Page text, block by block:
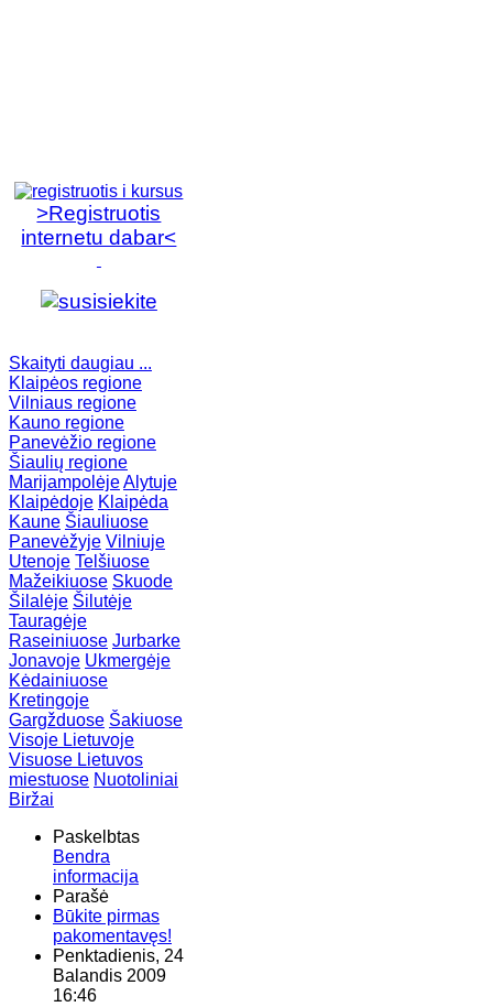
>Registruotis
internetu dabar<
Skaityti daugiau ...
Klaipėos regione
Vilniaus regione
Kauno regione
Panevėžio regione
Šiaulių regione
MarijampolėjeAlytuje
Klaipėdoje Klaipėda
Kaune Šiauliuose
Panevėžyje Vilniuje
Utenoje Telšiuose
Mažeikiuose Skuode
Šilalėje Šilutėje
Tauragėje
Raseiniuose Jurbarke
Jonavoje Ukmergėje
Kėdainiuose
Kretingoje
Gargžduose Šakiuose
Visoje Lietuvoje
Visuose Lietuvos
miestuose Nuotoliniai
Biržai
Paskelbtas
Bendra
informacija
Parašė
Būkite pirmas
pakomentavęs!
Penktadienis, 24
Balandis 2009
16:46